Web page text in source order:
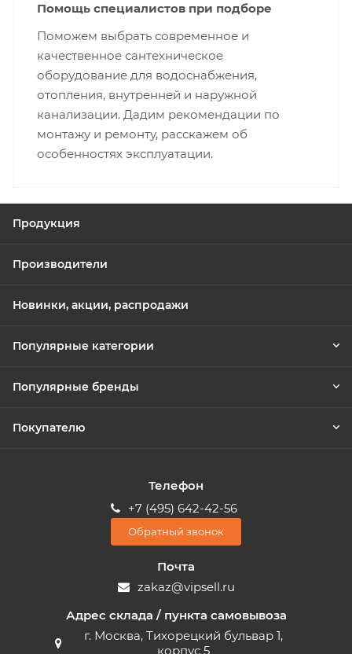
Помощь специалистов при подборе
Поможем выбрать современное и
качественное сантехническое
оборудование для водоснабжения,
отопления, внутренней и наружной
канализации. Дадим рекомендации по
монтажу и ремонту, расскажем об
особенностях эксплуатации.
Продукция
Производители
Новинки, акции, распродажи
Популярные категории
Популярные бренды
Покупателю
Телефон
+7 (495) 642-42-56
Обратный звонок
Почта
zakaz@vipsell.ru
Адрес склада / пункта самовывоза
г. Москва, Тихорецкий бульвар 1,
корпус 5